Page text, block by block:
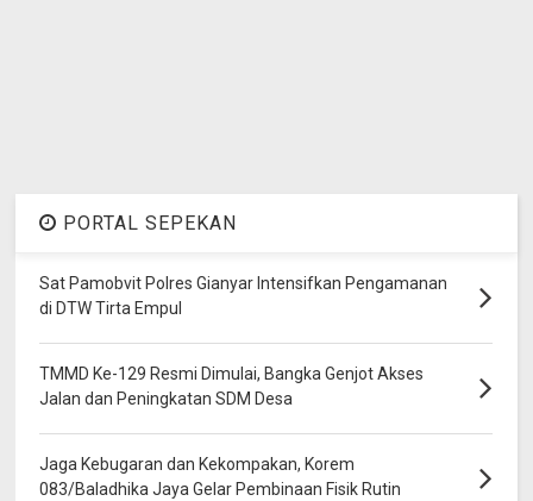
PORTAL SEPEKAN
Sat Pamobvit Polres Gianyar Intensifkan Pengamanan
di DTW Tirta Empul
TMMD Ke-129 Resmi Dimulai, Bangka Genjot Akses
Jalan dan Peningkatan SDM Desa
Jaga Kebugaran dan Kekompakan, Korem
083/Baladhika Jaya Gelar Pembinaan Fisik Rutin